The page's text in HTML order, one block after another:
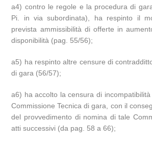
a4) contro le regole e la procedura di
Pi. in via subordinata), ha respinto il
prevista ammissibilità di offerte in
disponibilità (pag. 55/56);
a5) ha respinto altre censure di
di gara (56/57);
a6) ha accolto la censura di
Commissione Tecnica di gara, con il
del provvedimento di nomina di tale
atti successivi (da pag. 58 a 66);